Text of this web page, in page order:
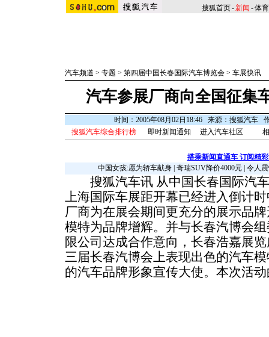
搜狐首页-新闻 -体育
汽车频道 > 专题 > 第四届中国长春国际汽车博览会 > 车展快讯
汽车参展厂商向全国征集
时间：2005年08月02日18:46 来源：搜狐汽车
搜狐汽车综合排行榜
即时新闻通知 进入汽车社区
搭乘新闻直通车 订阅精
中国女孩:愿为轿车献身 奇瑞SUV降价4000元 令人
搜狐汽车讯 从中国长春国际汽车
上海国际车展距开幕已经进入倒计
厂商为在展会期间更充分的展示品
模特为品牌增辉。并与长春汽博会
限公司达成合作意向，长春浩嘉展
三届长春汽博会上表现出色的汽车
的汽车品牌形象宣传大使。 本次活